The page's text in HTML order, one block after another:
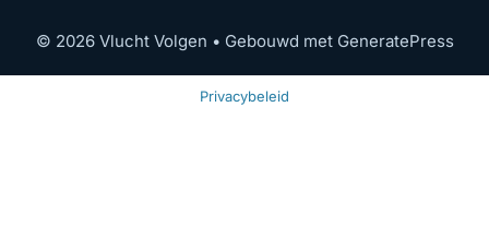
© 2026 Vlucht Volgen • Gebouwd met GeneratePress
Privacybeleid